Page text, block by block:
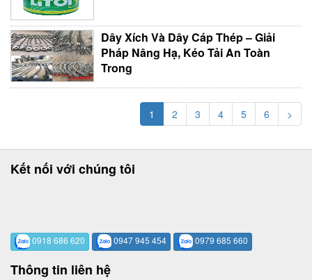
Dây Xích Và Dây Cáp Thép – Giải
Pháp Nâng Hạ, Kéo Tải An Toàn
Trong
1 2 3 4 5 6 >
Kết nối với chúng tôi
0918 686 620 0947 945 454 0979 685 660
Thông tin liên hệ